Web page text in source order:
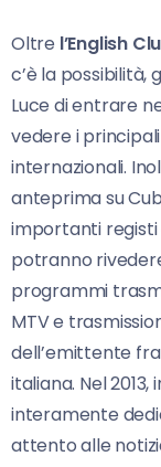
Oltre l’English
c’è la
Luce di entrare
vedere i
internazionali.
anteprima su
importanti
potranno
programmi
MTV e
dell’emittente
italiana. Nel
interamente
attento alle